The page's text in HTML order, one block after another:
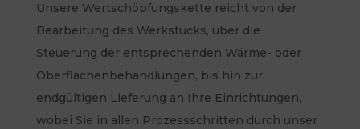
Unsere Wertschöpfungskette reicht von der
Bearbeitung des Werkstücks, über die
Steuerung der entsprechenden Wärme- oder
Oberflächenbehandlungen, bis hin zur
endgültigen Lieferung an Ihre Einrichtungen,
wobei Sie in allen Prozessschritten durch unser